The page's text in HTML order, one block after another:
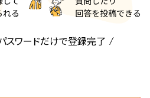
スワードだけで登録完了